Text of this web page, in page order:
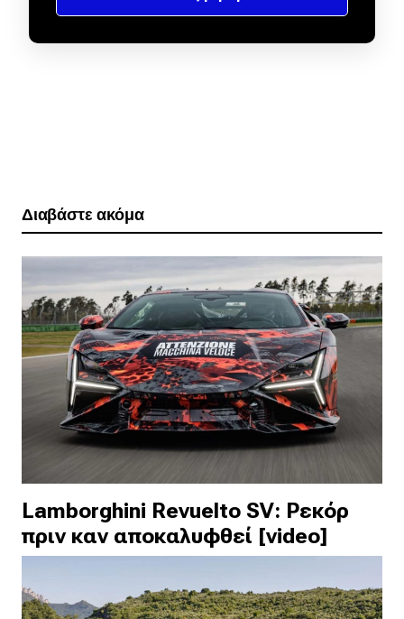
Διαβάστε ακόμα
Lamborghini Revuelto SV: Ρεκόρ
πριν καν αποκαλυφθεί [video]